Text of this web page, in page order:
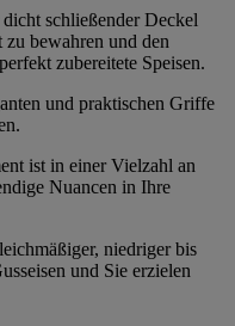
schließender Deckel
bewahren und den
zubereitete Speisen.
und praktischen Griffe
ist in einer Vielzahl an
Nuancen in Ihre
niedriger bis
und Sie erzielen